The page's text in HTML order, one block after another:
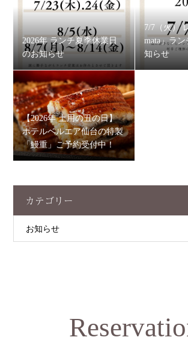
2026年 ランチ夏季休業日
のお知らせ
7/7（火）
mata」ラ
知らせ
【2026年 土用の丑の日】
ホテルベルエア仙台の特製
「鰻重」ご予約受付中！
カテゴリー
お知らせ